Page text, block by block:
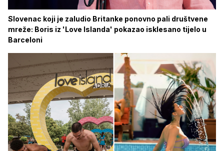
Slovenac koji je zaludio Britanke ponovno pali društvene
mreže: Boris iz 'Love Islanda' pokazao isklesano tijelo u
Barceloni